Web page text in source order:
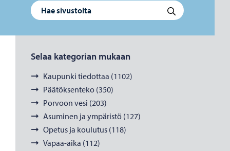
Haku: Hae
Selaa kategorian mukaan
Kaupunki tiedottaa (1102)
Päätöksenteko (350)
Porvoon vesi (203)
Asuminen ja ympäristö (127)
Opetus ja koulutus (118)
Vapaa-aika (112)